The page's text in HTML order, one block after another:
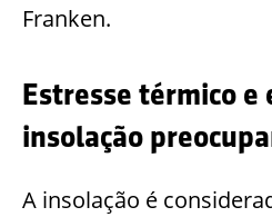
Franken.
Estresse térmico e
insolação
A insolação é